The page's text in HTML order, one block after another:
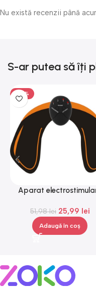
Nu există recenzii până
S-ar putea să îți
-50%
Aparat
nivele, negru,
Gonga®
51,98lei 25,99 lei
Adaugă în coș